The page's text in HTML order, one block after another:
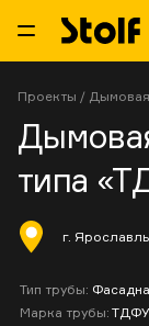
Проекты /
типа
г.
Тип трубы:
Марка трубы: